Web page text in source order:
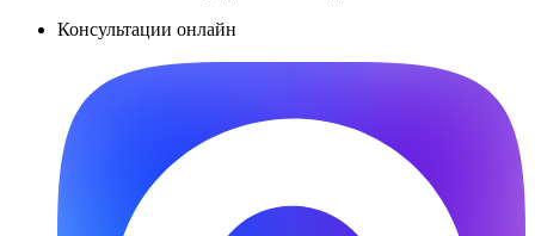
Консультации онлайн